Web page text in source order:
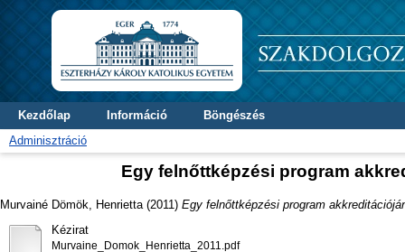
Kezdőlap Információ
Böngészés
Adminisztráció
Egy felnőttképzési program
Murvainé Dömök, Henrietta (2011) Egy felnőttképzési program
Kézirat
Murvaine_Domok_Henrietta_2011.pdf